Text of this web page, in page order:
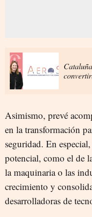
Asimismo, prevé
en la transformación
seguridad. En
potencial, como el de
la maquinaria o las
crecimiento y
desarrolladoras de